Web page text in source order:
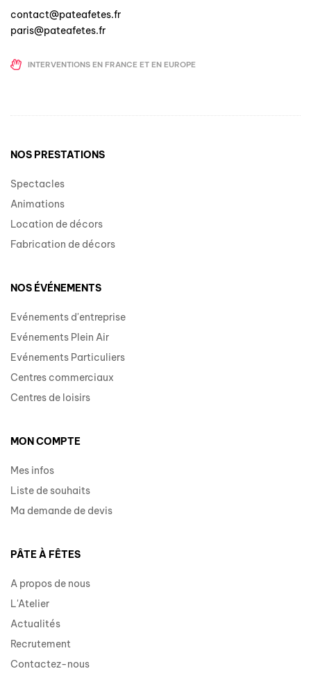
contact@pateafetes.fr
paris@pateafetes.fr
INTERVENTIONS EN FRANCE ET EN EUROPE
NOS PRESTATIONS
Spectacles
Animations
Location de décors
Fabrication de décors
NOS ÉVÉNEMENTS
Evénements d'entreprise
Evénements Plein Air
Evénements Particuliers
Centres commerciaux
Centres de loisirs
MON COMPTE
Mes infos
Liste de souhaits
Ma demande de devis
PÂTE À FÊTES
A propos de nous
L'Atelier
Actualités
Recrutement
Contactez-nous